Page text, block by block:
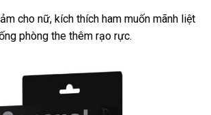
cho nữnổi
tiếng
, kích thích ham muốn mãnh liệt
phòng the thêm rạo rực.